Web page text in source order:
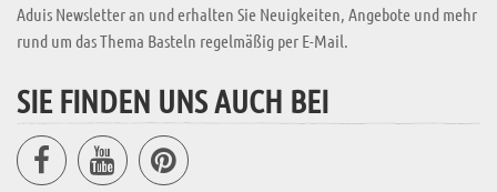
Aduis Newsletter an und erhalten Sie Neuigkeiten, Angebote und mehr
rund um das Thema Basteln regelmäßig per E-Mail.
SIE FINDEN UNS AUCH BEI